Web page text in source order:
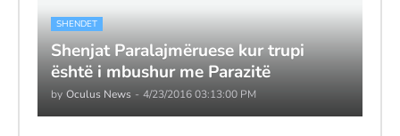
SHENDET
Shenjat Paralajmëruese kur trupi
është i mbushur me Parazitë
by Oculus News - 4/23/2016 03:13:00 PM